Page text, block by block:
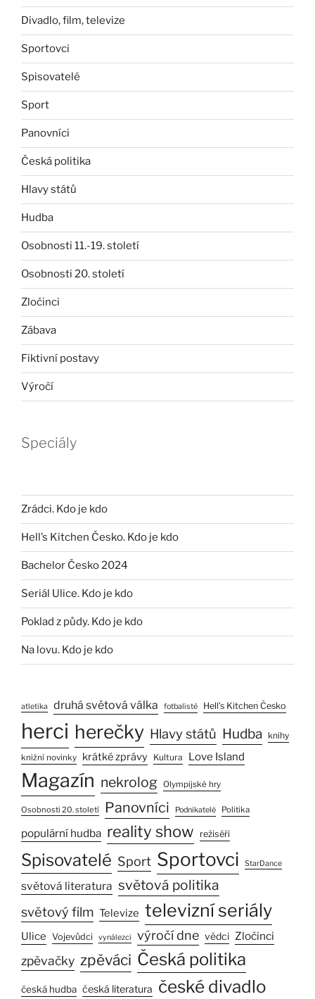
Divadlo, film, televize
Sportovci
Spisovatelé
Sport
Panovníci
Česká politika
Hlavy států
Hudba
Osobnosti 11.-19. století
Osobnosti 20. století
Zločinci
Zábava
Fiktivní postavy
Výročí
Speciály
Zrádci. Kdo je kdo
Hell’s Kitchen Česko. Kdo je kdo
Bachelor Česko 2024
Seriál Ulice. Kdo je kdo
Poklad z půdy. Kdo je kdo
Na lovu. Kdo je kdo
atletika druhá světová válka fotbalisté Hell’s Kitchen Česko
herci herečky Hlavy států Hudba knihy
knižní novinky krátké zprávy Kultura Love Island
Magazín nekrolog Olympijské hry
Osobnosti 20. století Panovníci Podnikatelé Politika
populární hudba reality show režiséři
Spisovatelé Sport Sportovci StarDance
světová literatura světová politika
světový film Televize televizní seriály
Ulice Vojevůdci vynálezci výročí dne vědci Zločinci
zpěvačky zpěváci Česká politika
česká hudba česká literatura české divadlo